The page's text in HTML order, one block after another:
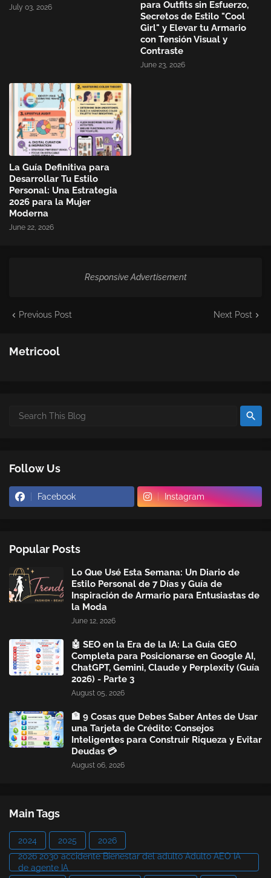
July 03, 2026
para Outfits sin Esfuerzo,
Secretos de Estilo "Cool
Girl" y Elevar tu Armario
con Tensión Visual y
Contraste
June 23, 2026
La Guía Definitiva para
Desarrollar Tu Estilo
Personal: Una Estrategia
2026 para la Mujer
Moderna
June 22, 2026
Responsive Advertisement
Previous Post Next Post
Metricool
Follow Us
Facebook Instagram
Popular Posts
Lo Que Usé Esta Semana: Un Diario de
Estilo Personal de 7 Días y Guía de
Inspiración de Armario para Entusiastas de
la Moda
June 12, 2026
🤖 SEO en la Era de la IA: La Guía GEO
Completa para Posicionarse en Google AI,
ChatGPT, Gemini, Claude y Perplexity (Guía
2026) - Parte 3
August 05, 2026
🏦 9 Cosas que Debes Saber Antes de Usar
una Tarjeta de Crédito: Consejos
Inteligentes para Construir Riqueza y Evitar
Deudas 💳
August 06, 2026
Main Tags
2024 2025
2026
2026 2030 accidente Bienestar del adulto Adulto AEO IA
de agente IA